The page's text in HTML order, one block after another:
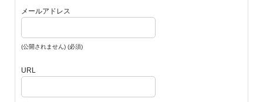
メールアドレス
(公開されません) (必須)
URL